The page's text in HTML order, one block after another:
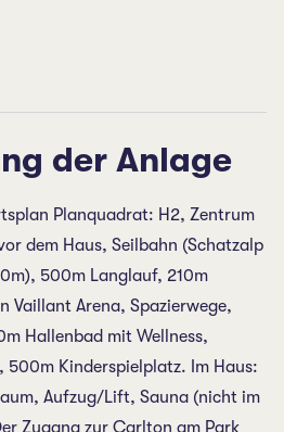
der Anlage
Planquadrat: H2, Zentrum
dem Haus, Seilbahn (Schatzalp
500m Langlauf, 210m
Vaillant Arena, Spazierwege,
Hallenbad mit Wellness,
500m Kinderspielplatz. Im Haus:
Aufzug/Lift, Sauna (nicht im
Zugang zur Carlton am Park